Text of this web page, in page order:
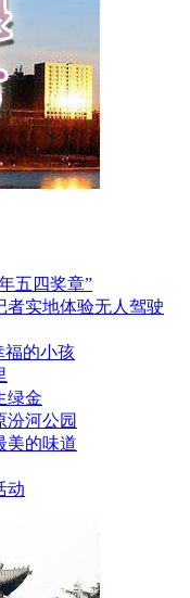
五四奖章”
者实地体验无人驾驶
福的小孩
绿金
汾河公园
美的味道
动